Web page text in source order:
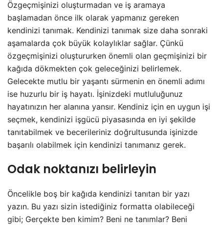
Özgeçmişinizi oluşturmadan ve iş aramaya
başlamadan önce ilk olarak yapmanız gereken
kendinizi tanımak. Kendinizi tanımak size daha sonraki
aşamalarda çok büyük kolaylıklar sağlar. Çünkü
özgeçmişinizi oluştururken önemli olan geçmişinizi bir
kağıda dökmekten çok geleceğinizi belirlemek.
Gelecekte mutlu bir yaşantı sürmenin en önemli adımı
ise huzurlu bir iş hayatı. İşinizdeki mutluluğunuz
hayatınızın her alanına yansır. Kendiniz için en uygun işi
seçmek, kendinizi işgücü piyasasında en iyi şekilde
tanıtabilmek ve becerileriniz doğrultusunda işinizde
başarılı olabilmek için kendinizi tanımanız gerek.
Odak noktanızı belirleyin
Öncelikle boş bir kağıda kendinizi tanıtan bir yazı
yazın. Bu yazı sizin istediğiniz formatta olabileceği
gibi; Gerçekte ben kimim? Beni ne tanımlar? Beni